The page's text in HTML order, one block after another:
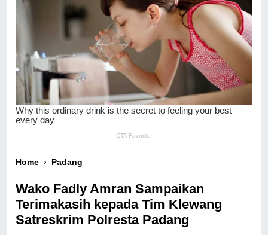
Home › Padang
Wako Fadly Amran Sampaikan
Terimakasih kepada Tim Klewang
Satreskrim Polresta Padang